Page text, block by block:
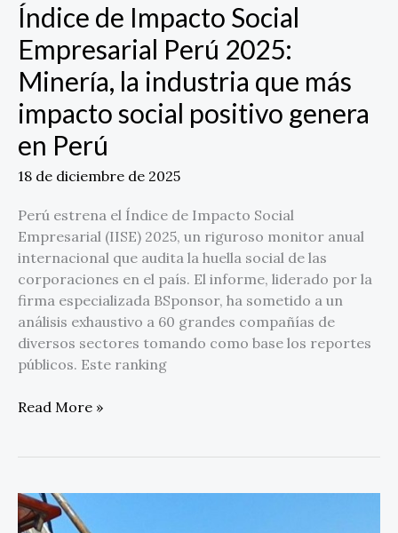
Índice de Impacto Social
Empresarial Perú 2025:
Minería, la industria que más
impacto social positivo genera
en Perú
18 de diciembre de 2025
Perú estrena el Índice de Impacto Social
Empresarial (IISE) 2025, un riguroso monitor anual
internacional que audita la huella social de las
corporaciones en el país. El informe, liderado por la
firma especializada BSponsor, ha sometido a un
análisis exhaustivo a 60 grandes compañías de
diversos sectores tomando como base los reportes
públicos. Este ranking
Read More »
Nittetsu
Mining